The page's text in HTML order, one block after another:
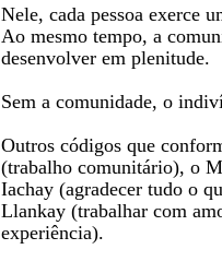
Nele, cada pessoa exerce
Ao mesmo tempo, a
desenvolver em plenitude.
Sem a comunidade, o
Outros códigos que
(trabalho comunitário), o
Iachay (agradecer tudo o
Llankay (trabalhar com
experiência).